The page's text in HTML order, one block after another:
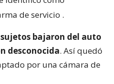
de servicio .
bajaron del auto
desconocida. Así quedó
por una cámara de